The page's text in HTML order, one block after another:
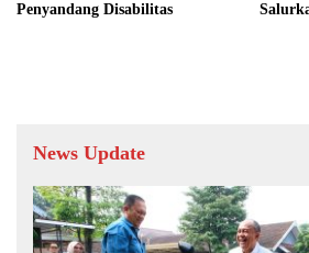
Penyandang Disabilitas
News Update